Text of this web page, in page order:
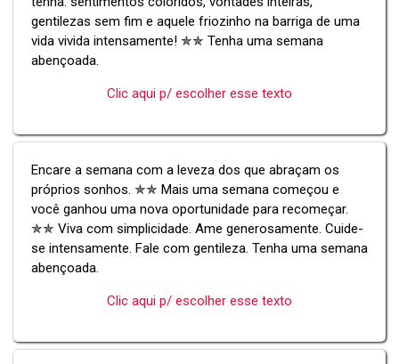
gentilezas sem fim e aquele friozinho na barriga de uma
vida vivida intensamente! ✯✯ Tenha uma semana
abençoada.
Clic aqui p/ escolher esse texto
Encare a semana com a leveza dos que abraçam os
próprios sonhos. ✯✯ Mais uma semana começou e
você ganhou uma nova oportunidade para recomeçar.
✯✯ Viva com simplicidade. Ame generosamente. Cuide-
se intensamente. Fale com gentileza. Tenha uma semana
abençoada.
Clic aqui p/ escolher esse texto